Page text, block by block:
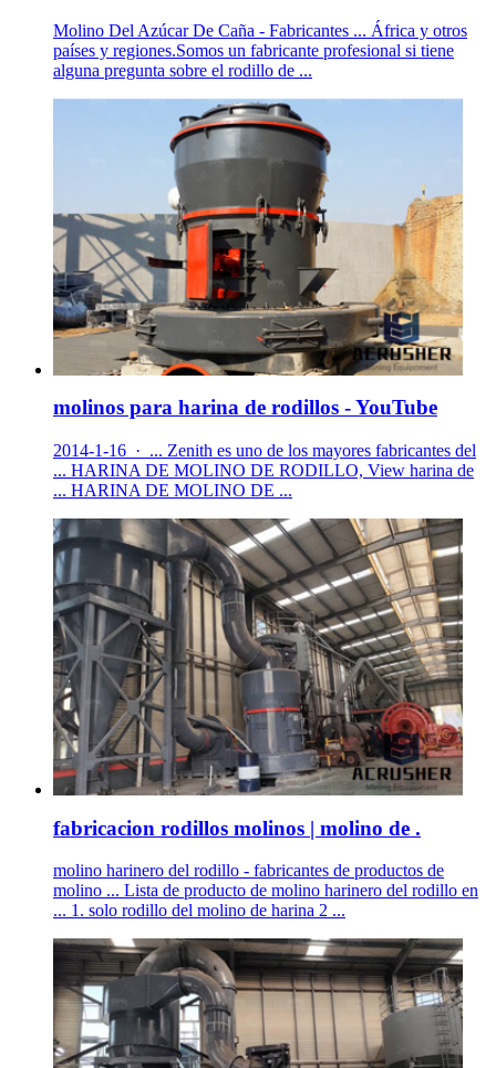
Molino Del Azúcar De Caña - Fabricantes ... África y otros
países y regiones.Somos un fabricante profesional si tiene
alguna pregunta sobre el rodillo de ...
molinos para harina de rodillos - YouTube
2014-1-16 · ... Zenith es uno de los mayores fabricantes del
... HARINA DE MOLINO DE RODILLO, View harina de
... HARINA DE MOLINO DE ...
fabricacion rodillos molinos | molino de .
molino harinero del rodillo - fabricantes de productos de
molino ... Lista de producto de molino harinero del rodillo en
... 1. solo rodillo del molino de harina 2 ...